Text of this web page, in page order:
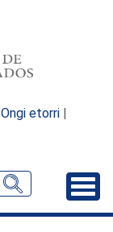
Ongi etorri |